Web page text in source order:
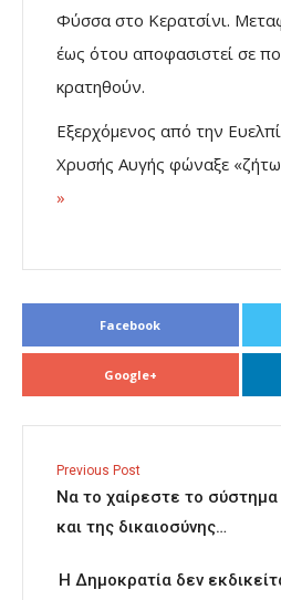
Φύσσα στο Κερατσίνι.
έως ότου αποφασιστεί σε
κρατηθούν.
Εξερχόμενος από την
Χρυσής Αυγής φώναξε
»
Facebook
Google+
Previous Post
Να το χαίρεστε το σύστημα
και της δικαιοσύνης…
Η Δημοκρατία δεν